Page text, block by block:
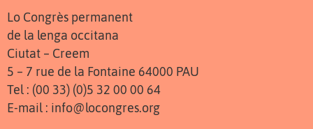
Lo Congrès permanent
de la lenga occitana
Ciutat – Creem
5 – 7 rue de la Fontaine 64000 PAU
Tel : (00 33) (0)5 32 00 00 64
E-mail : info@locongres.org